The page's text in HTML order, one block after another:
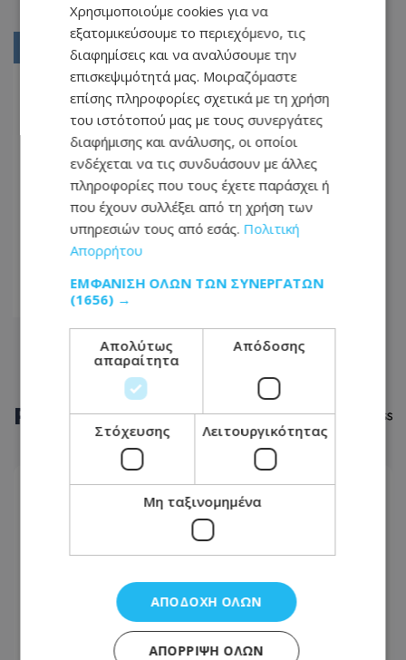
02
04
...
12
ΡΟΗ ΕΙΔΗΣΕΩΝ
LIFESTYLE
Η Χέιλι Μπίμπερ ξεσάλωσε στο ροζ πάρτι της
Κάιλι Τζένερ και έγλυψε τα οπίσθια μιας φίλης
10.08.2026 - 09:58
Χρησιμοποιούμε cookies για να
εξατομικεύσουμε το περιεχόμενο, τις
διαφημίσεις και να αναλύσουμε την
επισκεψιμότητά μας. Μοιραζόμαστε
επίσης πληροφορίες σχετικά με τη χρήση
του ιστότοπού μας με τους συνεργάτες
διαφήμισης και ανάλυσης, οι οποίοι
ενδέχεται να τις συνδυάσουν με άλλες
πληροφορίες που τους έχετε παράσχει ή
που έχουν συλλέξει από τη χρήση των
υπηρεσιών τους από εσάς. Πολιτική
Απορρήτου
ΕΜΦΆΝΙΣΗ ΌΛΩΝ ΤΩΝ ΣΥΝΕΡΓΑΤΏΝ
(1656) →
Απολύτως
απαραίτητα
Απόδοσης
Στόχευσης Λειτουργικότητας
Μη ταξινομημένα
ΑΠΟΔΟΧΉ ΌΛΩΝ
ΑΠΌΡΡΙΨΗ ΌΛΩΝ